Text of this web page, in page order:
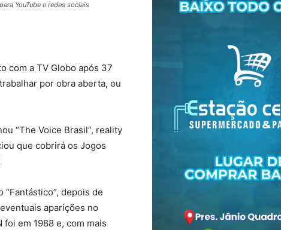
YouTube e redes sociais
com a TV Globo após 37
por obra aberta, ou
“The Voice Brasil”, reality
que cobrirá os Jogos
depois de
aparições no
foi em 1988 e, com mais